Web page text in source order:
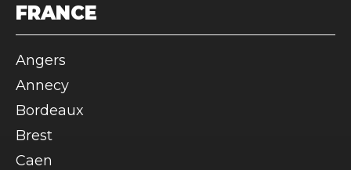
FRANCE
Angers
Annecy
Bordeaux
Brest
Caen